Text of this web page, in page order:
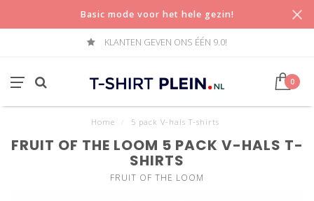
Basic mode voor het hele gezin!
KLANTEN GEVEN ONS ÉÉN 9.0!
0
Home 5 pack V-hals T-shirts
FRUIT OF THE LOOM 5 PACK V-HALS T-
SHIRTS
FRUIT OF THE LOOM